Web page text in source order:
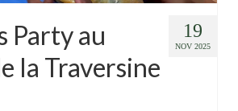
19
NOV 2025
Party au
la Traversine